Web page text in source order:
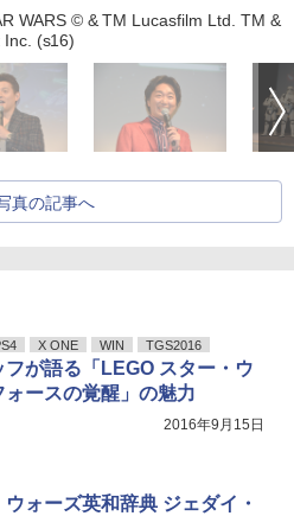
WARS © & TM Lucasfilm Ltd. TM &
(s16)
真の記事へ
X ONE WIN TGS2016
フが語る「LEGO スター・ウ
ォースの覚醒」の魅力
2016年9月15日
ウォーズ英和辞典 ジェダイ・